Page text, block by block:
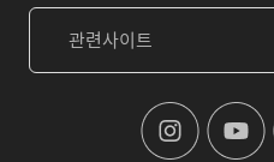
관련사이트